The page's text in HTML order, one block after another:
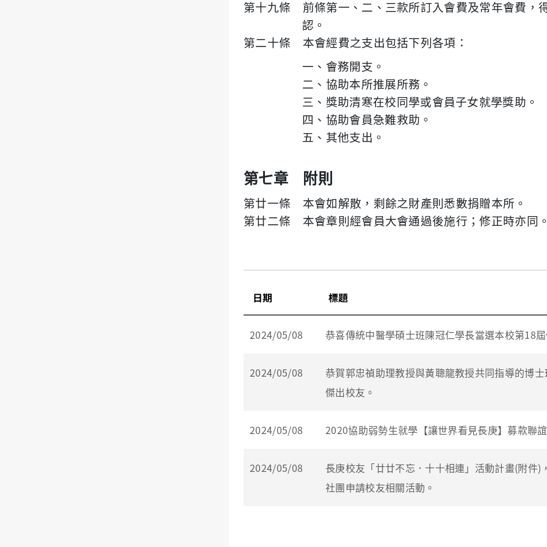
第十九條 前條第一、二、三款所訂入會費及常年會費，
認。
第二十條 本會經費之支出包括下列各項：
一、會務開支。
二、協助本所推展所務。
三、獎助清寒在校同學或會員子女就學獎助。
四、協助會員急難救助。
五、其他支出。
第七章 附則
第廿一條 本會如解散，剩餘之財產則悉數捐贈本所。
第廿二條 本會章則經會員大會通過後施行；修正時亦同
日期 標題
2024/05/08 恭喜傳統中醫學碩士班陳冠仁學長當選本校第18
2024/05/08
恭賀郭忠禎助理教授與黃聰龍教授共同指導的博
傑出校友。
2024/05/08 2020協助弱勢生就學【讓世界看見長庚】募款聯
2024/05/08
長庚校友「廿廿不忘．十十相連」活動計畫(附件
社團申請校友相關活動。